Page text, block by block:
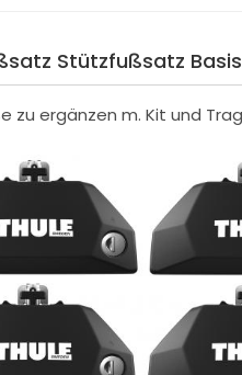
Stützfußsatz
zu ergänzen m. Kit und